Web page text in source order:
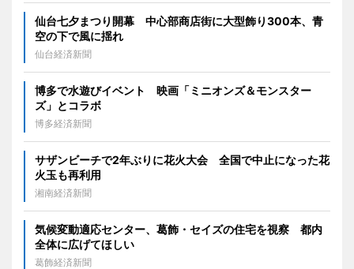
仙台七夕まつり開幕 中心部商店街に大型飾り300本、青
空の下で風に揺れ
仙台経済新聞
博多で水遊びイベント 映画「ミニオンズ＆モンスター
ズ」とコラボ
博多経済新聞
サザンビーチで2年ぶりに花火大会 全国で中止になった花
火玉も再利用
湘南経済新聞
気候変動適応センター、葛飾・セイズの住宅を視察 都内
全体に広げてほしい
葛飾経済新聞